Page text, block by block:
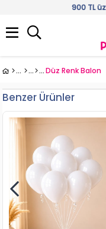
900 TL
Düz Renk Balon
Benzer Ürünler